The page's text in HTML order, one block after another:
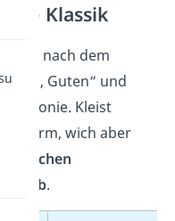
die Klassik
nach dem
Guten“ und
Kleist
Form, wich aber
ab.